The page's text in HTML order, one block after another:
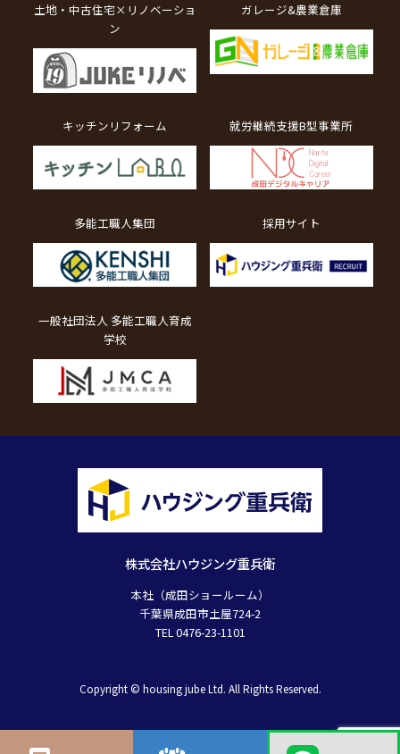
株式会社ハウジング重兵衛
本社（成田ショールーム）
千葉県成田市土屋724-2
TEL 0476-23-1101
土地・中古住宅×リノベーショ
ン
ガレージ&農業倉庫
キッチンリフォーム 就労継続支援B型事業所
多能工職人集団 採用サイト
一般社団法人 多能工職人育成
学校
Copyright © housing jube Ltd. All Rights Reserved.